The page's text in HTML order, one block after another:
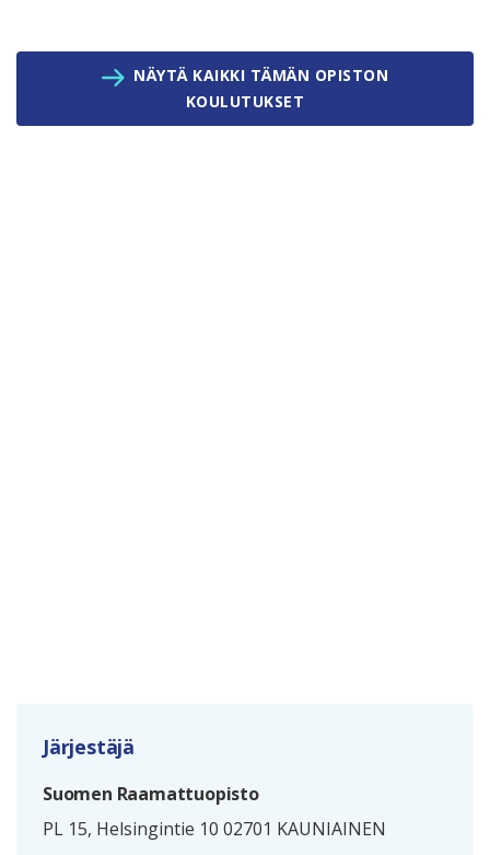
NÄYTÄ KAIKKI TÄMÄN OPISTON
KOULUTUKSET
Järjestäjä
Suomen Raamattuopisto
PL 15, Helsingintie 10 02701 KAUNIAINEN